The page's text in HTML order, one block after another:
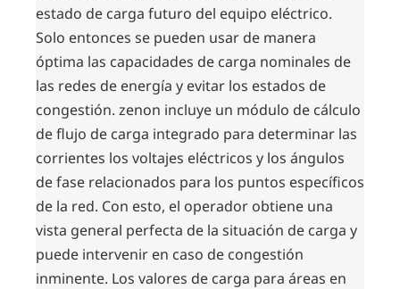
estado de carga futuro del equipo eléctrico.
Solo entonces se pueden usar de manera
óptima las capacidades de carga nominales de
las redes de energía y evitar los estados de
congestión. zenon incluye un módulo de cálculo
de flujo de carga integrado para determinar las
corrientes los voltajes eléctricos y los ángulos
de fase relacionados para los puntos específicos
de la red. Con esto, el operador obtiene una
vista general perfecta de la situación de carga y
puede intervenir en caso de congestión
inminente. Los valores de carga para áreas en